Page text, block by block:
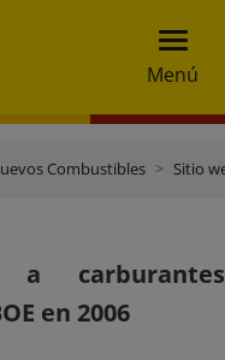
Menú
Combustibles Sitio
a carburantes
en 2006